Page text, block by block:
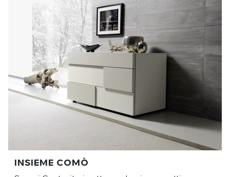
INSIEME COMÒ